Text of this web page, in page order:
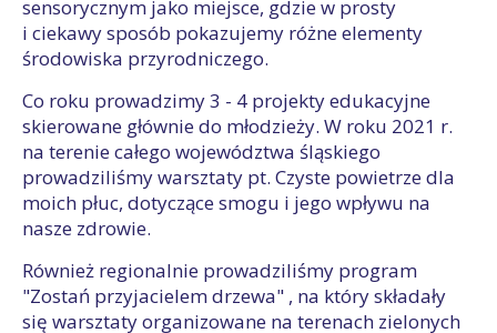
sensorycznym jako miejsce, gdzie w prosty
i ciekawy sposób pokazujemy różne elementy
środowiska przyrodniczego.
Co roku prowadzimy 3 - 4 projekty edukacyjne
skierowane głównie do młodzieży. W roku 2021 r.
na terenie całego województwa śląskiego
prowadziliśmy warsztaty pt. Czyste powietrze dla
moich płuc, dotyczące smogu i jego wpływu na
nasze zdrowie.
Również regionalnie prowadziliśmy program
"Zostań przyjacielem drzewa" , na który składały
się warsztaty organizowane na terenach zielonych